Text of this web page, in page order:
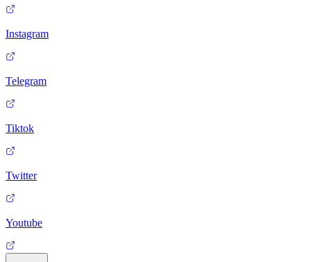
Instagram
Telegram
Tiktok
Twitter
Youtube